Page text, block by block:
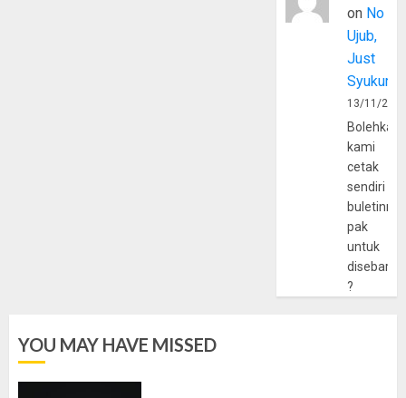
on No
Ujub,
Just
Syukur
13/11/
Bolehkah
kami
cetak
sendiri
pak
untuk
?
YOU MAY HAVE MISSED